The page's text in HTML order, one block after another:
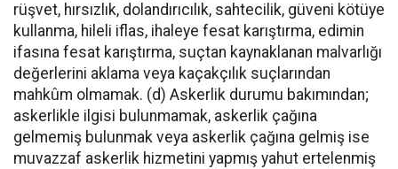
rüşvet, hırsızlık, dolandırıcılık, sahtecilik, güveni kötüye
kullanma, hileli iflas, ihaleye fesat karıştırma, edimin
ifasına fesat karıştırma, suçtan kaynaklanan malvarlığı
değerlerini aklama veya kaçakçılık suçlarından
mahkûm olmamak. (d) Askerlik durumu bakımından;
askerlikle ilgisi bulunmamak, askerlik çağına
gelmemiş bulunmak veya askerlik çağına gelmiş ise
muvazzaf askerlik hizmetini yapmış yahut ertelenmiş